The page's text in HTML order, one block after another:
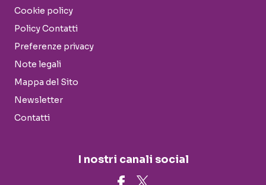
Cookie policy
Policy Contatti
Preferenze privacy
Note legali
Mappa del Sito
Newsletter
Contatti
I nostri canali social